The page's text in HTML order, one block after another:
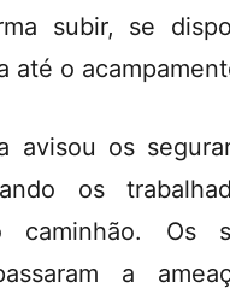
subir, se
até o
avisou os
os
caminhão. Os
a